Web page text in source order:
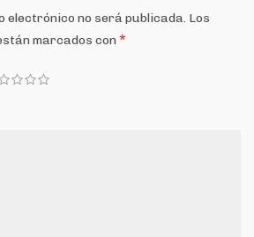
electrónico no será publicada. Los
marcados con *